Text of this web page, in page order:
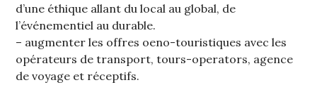
d’une éthique allant du local au global, de
l’événementiel au durable.
– augmenter les offres oeno-touristiques avec les
opérateurs de transport, tours-operators, agence
de voyage et réceptifs.